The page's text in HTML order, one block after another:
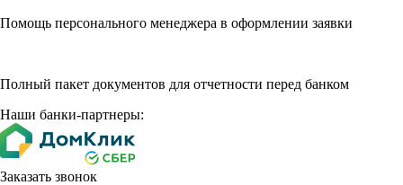
Помощь персонального менеджера в оформлении заявки
Полный пакет документов для отчетности перед банком
Наши банки-партнеры:
Заказать звонок